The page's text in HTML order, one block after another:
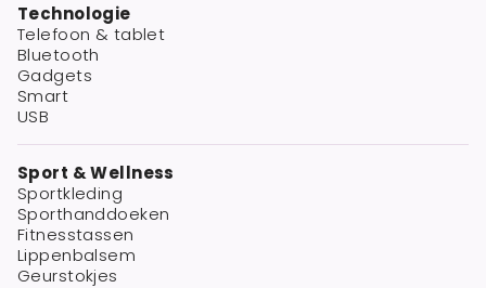
Technologie
Telefoon & tablet
Bluetooth
Gadgets
Smart
USB
Sport & Wellness
Sportkleding
Sporthanddoeken
Fitnesstassen
Lippenbalsem
Geurstokjes